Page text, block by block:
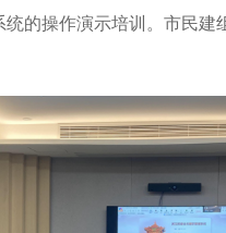
的操作演示培训。市民